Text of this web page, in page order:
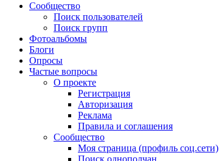
Сообщество
Поиск пользователей
Поиск групп
Фотоальбомы
Блоги
Опросы
Частые вопросы
О проекте
Регистрация
Авторизация
Реклама
Правила и соглашения
Сообщество
Моя страница (профиль соц.сети)
Поиск однополчан